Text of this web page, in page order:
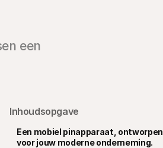
een
Inhoudsopgave
Een mobiel pinapparaat, ontworpen
voor jouw moderne onderneming.